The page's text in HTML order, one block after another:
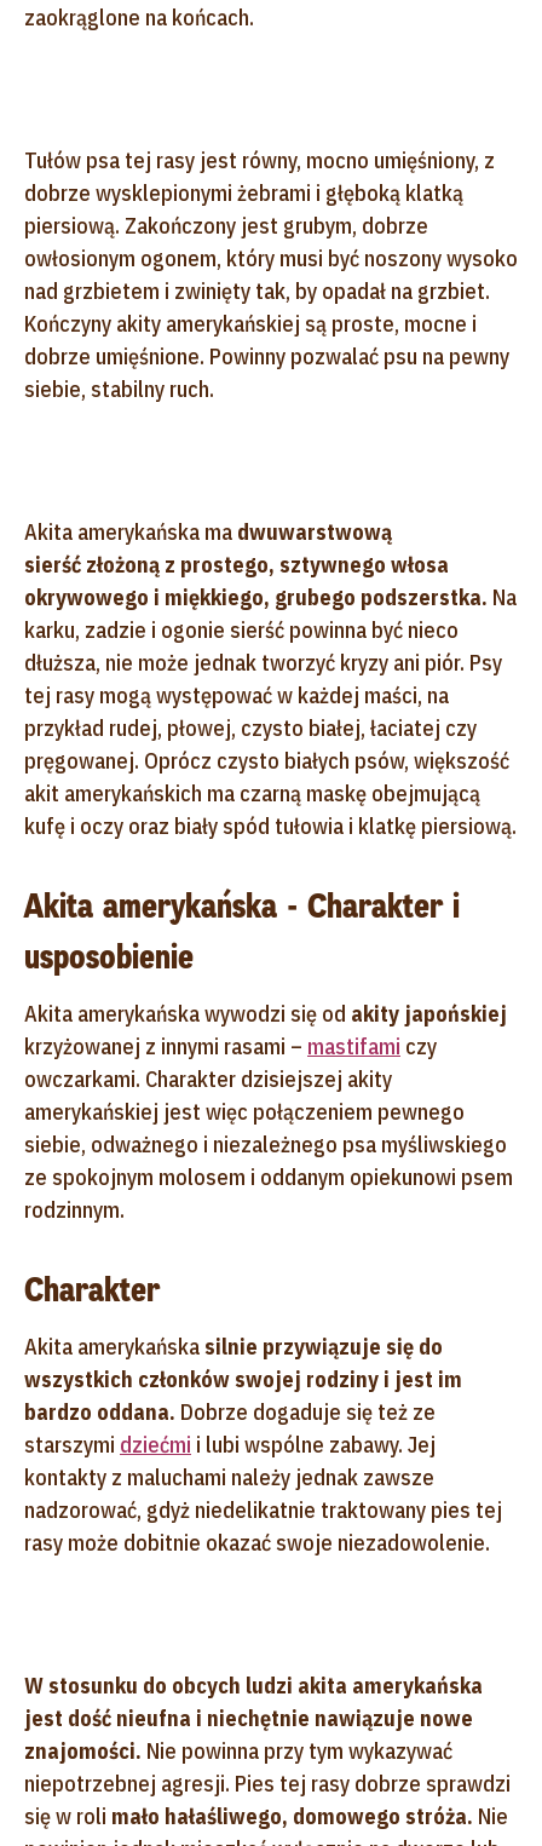
zaokrąglone na końcach.
Tułów psa tej rasy jest równy, mocno umięśniony, z
dobrze wysklepionymi żebrami i głęboką klatką
piersiową. Zakończony jest grubym, dobrze
owłosionym ogonem, który musi być noszony wysoko
nad grzbietem i zwinięty tak, by opadał na grzbiet.
Kończyny akity amerykańskiej są proste, mocne i
dobrze umięśnione. Powinny pozwalać psu na pewny
siebie, stabilny ruch.
Akita amerykańska ma dwuwarstwową
sierść złożoną z prostego, sztywnego włosa
okrywowego i miękkiego, grubego podszerstka. Na
karku, zadzie i ogonie sierść powinna być nieco
dłuższa, nie może jednak tworzyć kryzy ani piór. Psy
tej rasy mogą występować w każdej maści, na
przykład rudej, płowej, czysto białej, łaciatej czy
pręgowanej. Oprócz czysto białych psów, większość
akit amerykańskich ma czarną maskę obejmującą
kufę i oczy oraz biały spód tułowia i klatkę piersiową.
Akita amerykańska - Charakter i
usposobienie
Akita amerykańska wywodzi się od akity japońskiej
krzyżowanej z innymi rasami – mastifami czy
owczarkami. Charakter dzisiejszej akity
amerykańskiej jest więc połączeniem pewnego
siebie, odważnego i niezależnego psa myśliwskiego
ze spokojnym molosem i oddanym opiekunowi psem
rodzinnym.
Charakter
Akita amerykańskasilnie przywiązuje się do
wszystkich członków swojej rodziny i jest im
bardzo oddana. Dobrze dogaduje się też ze
starszymi dziećmi i lubi wspólne zabawy. Jej
kontakty z maluchami należy jednak zawsze
nadzorować, gdyż niedelikatnie traktowany pies tej
rasy może dobitnie okazać swoje niezadowolenie.
W stosunku do obcych ludzi akita amerykańska
jest dość nieufna i niechętnie nawiązuje nowe
znajomości. Nie powinna przy tym wykazywać
niepotrzebnej agresji. Pies tej rasy dobrze sprawdzi
się w roli mało hałaśliwego, domowego stróża. Nie